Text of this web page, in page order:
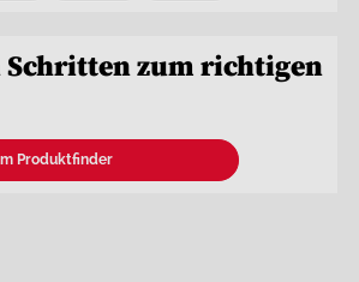
Schritten zum richtigen
Produktfinder